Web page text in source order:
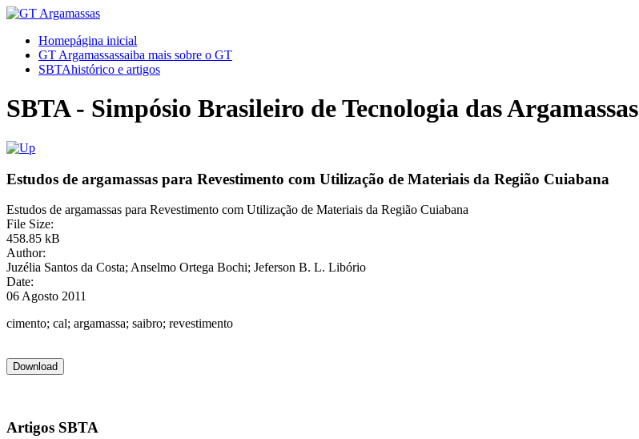
Homepágina inicial
GT Argamassassaiba mais sobre o GT
SBTAhistórico e artigos
SBTA - Simpósio Brasileiro de Tecnologia das Argamassas
Estudos de argamassas para Revestimento com Utilização de Materiais da Região Cuiabana
Estudos de argamassas para Revestimento com Utilização de Materiais da Região Cuiabana
File Size:
458.85 kB
Author:
Juzélia Santos da Costa; Anselmo Ortega Bochi; Jeferson B. L. Libório
Date:
06 Agosto 2011
cimento; cal; argamassa; saibro; revestimento
Artigos SBTA